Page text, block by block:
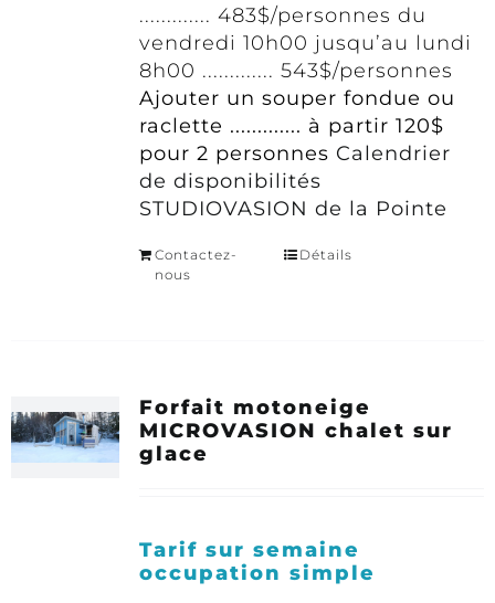
............. 483$/personnes du
vendredi 10h00 jusqu’au lundi
8h00 ............. 543$/personnes
Ajouter un souper fondue ou
raclette ............. à partir 120$
pour 2 personnes Calendrier
de disponibilités
STUDIOVASION de la Pointe
Contactez-
nous
Détails
Forfait motoneige
MICROVASION chalet sur
glace
Tarif sur semaine
occupation simple